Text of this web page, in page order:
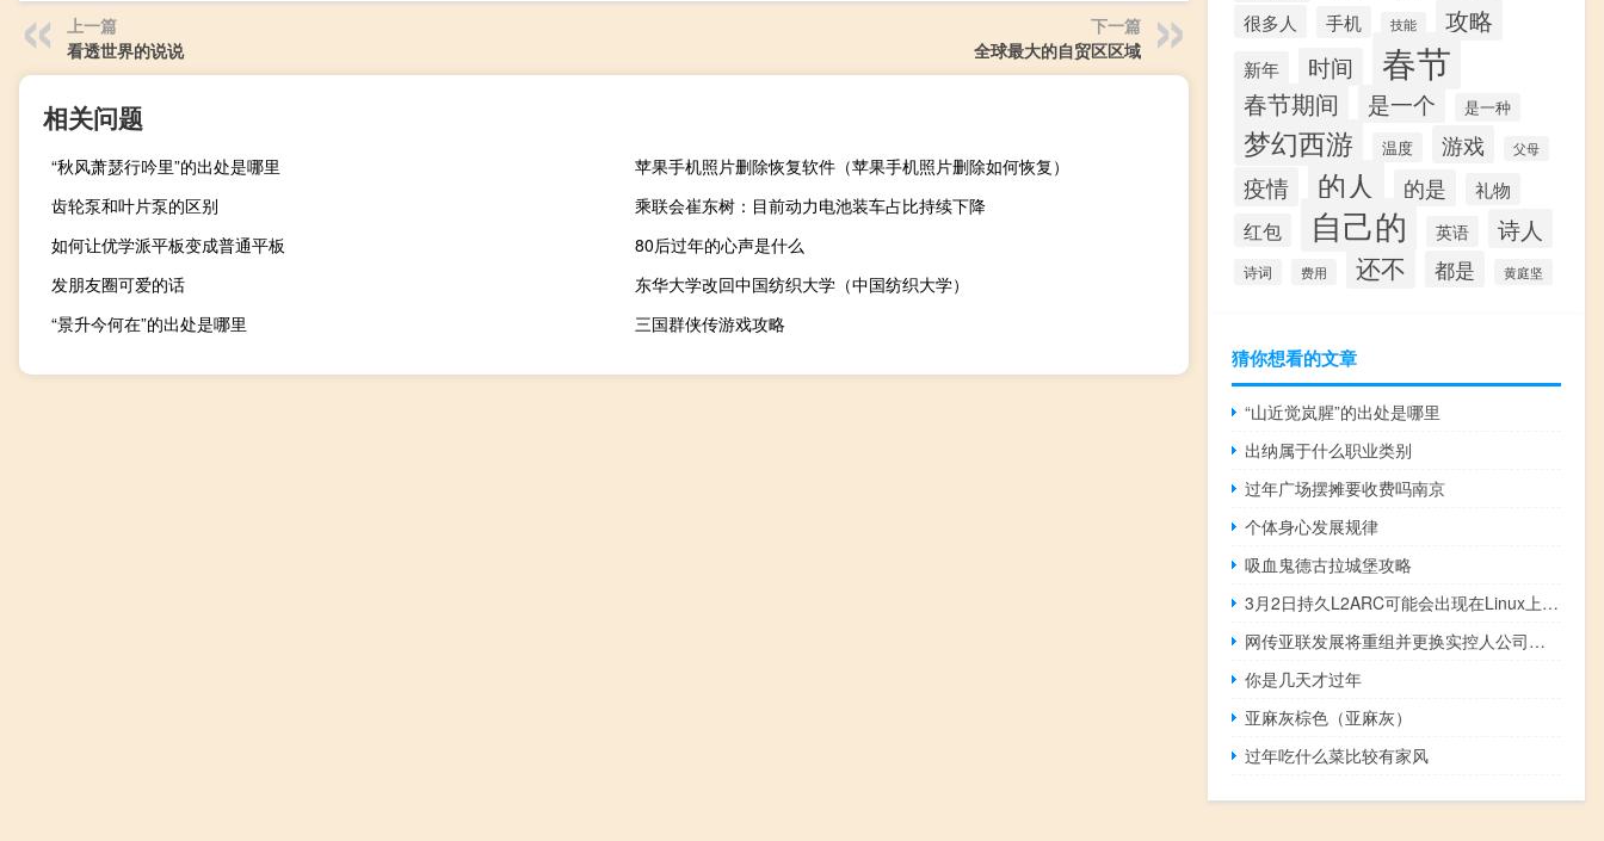
上一篇
看透世界的说说
下一篇
全球最大的自贸区区域
相关问题
“秋风萧瑟行吟里”的出处是哪里
苹果手机照片删除恢复软件（苹果手机照片删除如何恢复）
齿轮泵和叶片泵的区别
乘联会崔东树：目前动力电池装车占比持续下降
如何让优学派平板变成普通平板
80后过年的心声是什么
发朋友圈可爱的话
东华大学改回中国纺织大学（中国纺织大学）
“景升今何在”的出处是哪里
三国群侠传游戏攻略
很多人 手机 技能 攻略
新年 时间 春节
春节期间 是一个 是一种
梦幻西游 温度 游戏 父母
疫情 的人 的是 礼物
红包 自己的 英语 诗人
诗词 费用 还不 都是 黄庭坚
猜你想看的文章
“山近觉岚腥”的出处是哪里
出纳属于什么职业类别
过年广场摆摊要收费吗南京
个体身心发展规律
吸血鬼德古拉城堡攻略
3月2日持久L2ARC可能会出现在Linux上的ZFS
网传亚联发展将重组并更换实控人公司证券部回应：目前没有这个计划（中证金牛座）
你是几天才过年
亚麻灰棕色（亚麻灰）
过年吃什么菜比较有家风